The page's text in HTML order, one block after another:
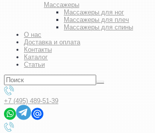
Массажеры
Массажеры для ног
Массажеры для плеч
Массажеры для спины
О нас
Доставка и оплата
Контакты
Каталог
Статьи
+7 (495) 489-51-39